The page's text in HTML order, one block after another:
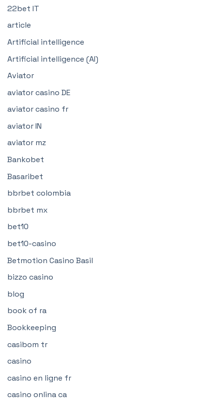
22bet IT
article
Artificial intelligence
Artificial intelligence (AI)
Aviator
aviator casino DE
aviator casino fr
aviator IN
aviator mz
Bankobet
Basaribet
bbrbet colombia
bbrbet mx
bet10
bet10-casino
Betmotion Casino Basil
bizzo casino
blog
book of ra
Bookkeeping
casibom tr
casino
casino en ligne fr
casino onlina ca